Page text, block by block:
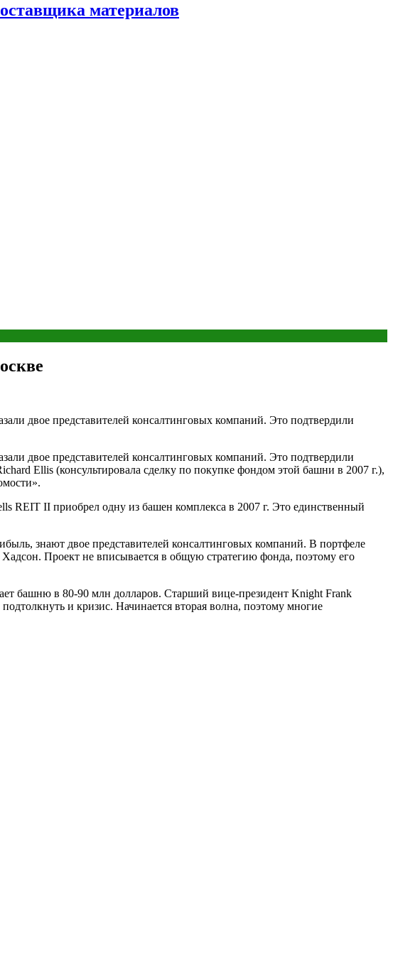
материалов
двое представителей консалтинговых компаний. Это подтвердили
двое представителей консалтинговых компаний. Это подтвердили
Ellis (консультировала сделку по покупке фондом этой башни в 2007 г.),
REIT II приобрел одну из башен комплекса в 2007 г. Это единственный
знают двое представителей консалтинговых компаний. В портфеле
Проект не вписывается в общую стратегию фонда, поэтому его
башню в 80-90 млн долларов. Старший вице-президент Knight Frank
и кризис. Начинается вторая волна, поэтому многие